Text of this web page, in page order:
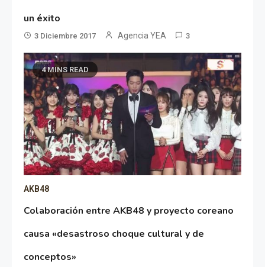
un éxito
3 Diciembre 2017 Agencia YEA 3
4 MINS READ
AKB48
Colaboración entre AKB48 y proyecto coreano
causa «desastroso choque cultural y de
conceptos»